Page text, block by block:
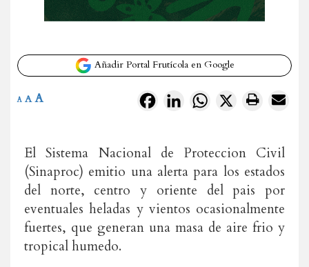
Añadir Portal Frutícola en Google
FacebookLinkedInWhatsApp
X
A A A
El Sistema Nacional de Proteccion Civil
(Sinaproc) emitio una alerta para los estados
del norte, centro y oriente del pais por
eventuales heladas y vientos ocasionalmente
fuertes, que generan una masa de aire frio y
tropical humedo.